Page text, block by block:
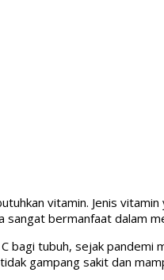
vitamin. Jenis
sangat bermanfaat dalam
bagi tubuh, sejak
gampang sakit dan